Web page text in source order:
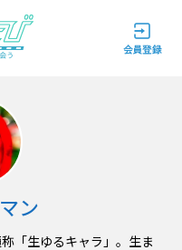
う
ン
「生ゆるキャラ」。生ま